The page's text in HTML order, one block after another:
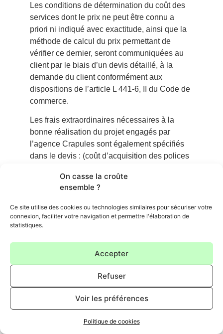
On casse la croûte
ensemble ?
Ce site utilise des cookies ou technologies similaires pour sécuriser votre
connexion, faciliter votre navigation et permettre l'élaboration de
statistiques.
Accepter
Refuser
Voir les préférences
Politique de cookies
Les conditions de détermination du coût des
services dont le prix ne peut être connu a
priori ni indiqué avec exactitude, ainsi que la
méthode de calcul du prix permettant de
vérifier ce dernier, seront communiquées au
client par le biais d’un devis détaillé, à la
demande du client conformément aux
dispositions de l’article L 441-6, II du Code de
commerce.
Les frais extraordinaires nécessaires à la
bonne réalisation du projet engagés par
l’agence Crapules sont également spécifiés
dans le devis : (coût d’acquisition des polices
illustrations issues de banques d’images , ou
déplacements professionnels, achats de
logiciels spécifiques, …) ainsi que le coût de
toute prestation supplémentaire et/ou
imprévue demandée par le client en cours de
Le client pourra bénéficier de réductions de
nombre et de la fréquence, des services
commandes de Services, dans les conditions